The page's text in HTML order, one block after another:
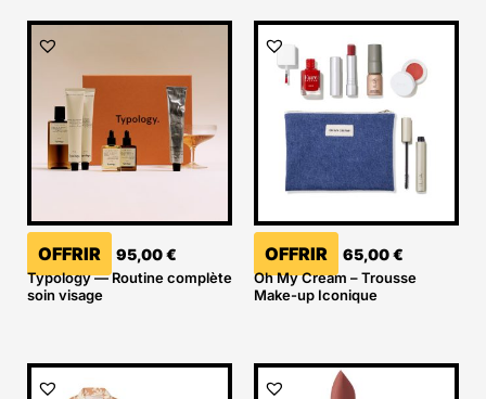
OFFRIR 95,00€
Typology — Routine complète
soin visage
OFFRIR 65,00€
Oh My Cream – Trousse
Make-up Iconique